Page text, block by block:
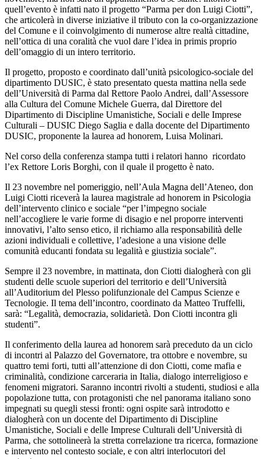
quell’evento è infatti nato il progetto “Parma per don Luigi Ciotti”,
che articolerà in diverse iniziative il tributo con la co-organizzazione
del Comune e il coinvolgimento di numerose altre realtà cittadine,
nell’ottica di una coralità che vuol dare l’idea in primis proprio
dell’omaggio di un intero territorio.
Il progetto, proposto e coordinato dall’unità psicologico-sociale del
dipartimento DUSIC, è stato presentato questa mattina nella sede
dell’Università di Parma dal Rettore Paolo Andrei, dall’Assessore
alla Cultura del Comune Michele Guerra, dal Direttore del
Dipartimento di Discipline Umanistiche, Sociali e delle Imprese
Culturali – DUSIC Diego Saglia e dalla docente del Dipartimento
DUSIC, proponente la laurea ad honorem, Luisa Molinari.
Nel corso della conferenza stampa tutti i relatori hanno ricordato
l’ex Rettore Loris Borghi, con il quale il progetto è nato.
Il 23 novembre nel pomeriggio, nell’Aula Magna dell’Ateneo, don
Luigi Ciotti riceverà la laurea magistrale ad honorem in Psicologia
dell’intervento clinico e sociale “per l’impegno sociale
nell’accogliere le varie forme di disagio e nel proporre interventi
innovativi, l’alto senso etico, il richiamo alla responsabilità delle
azioni individuali e collettive, l’adesione a una visione delle
comunità educanti fondata su legalità e giustizia sociale”.
Sempre il 23 novembre, in mattinata, don Ciotti dialogherà con gli
studenti delle scuole superiori del territorio e dell’Università
all’Auditorium del Plesso polifunzionale del Campus Scienze e
Tecnologie. Il tema dell’incontro, coordinato da Matteo Truffelli,
sarà: “Legalità, democrazia, solidarietà. Don Ciotti incontra gli
studenti”.
Il conferimento della laurea ad honorem sarà preceduto da un ciclo
di incontri al Palazzo del Governatore, tra ottobre e novembre, su
quattro temi forti, tutti all’attenzione di don Ciotti, come mafia e
criminalità, condizione carceraria in Italia, dialogo interreligioso e
fenomeni migratori. Saranno incontri rivolti a studenti, studiosi e alla
popolazione tutta, con protagonisti che nel panorama italiano sono
impegnati su quegli stessi fronti: ogni ospite sarà introdotto e
dialogherà con un docente del Dipartimento di Discipline
Umanistiche, Sociali e delle Imprese Culturali dell’Università di
Parma, che sottolineerà la stretta correlazione tra ricerca, formazione
e intervento nel contesto sociale, e con altri interlocutori del